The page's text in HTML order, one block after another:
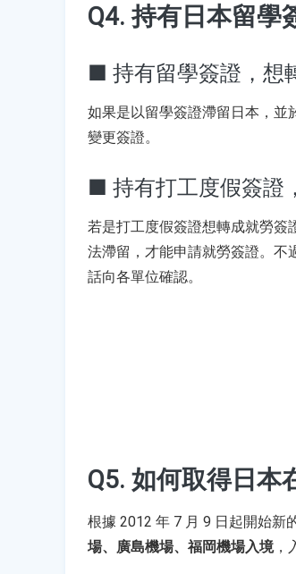
Q4. 持有日本留學
■ 持有留學簽證，想
如果是以留學簽證滯留日本，並
變更簽證。
■ 持有打工度假簽證
若是打工度假簽證想轉成就勞簽
法滯留，才能申請就勞簽證。不
話向各單位確認。
Q5. 如何取得日本
根據 2012 年 7 月 9 日起開始新
場、廣島機場、福岡機場入境，